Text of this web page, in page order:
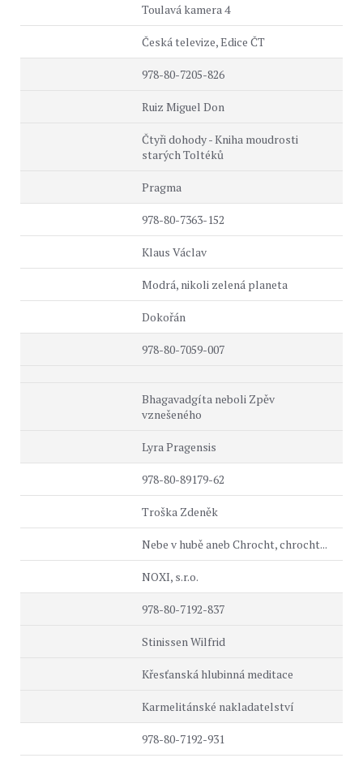
Toulavá kamera 4
Česká televize, Edice ČT
978-80-7205-826
Ruiz Miguel Don
Čtyři dohody - Kniha moudrosti
starých Toltéků
Pragma
978-80-7363-152
Klaus Václav
Modrá, nikoli zelená planeta
Dokořán
978-80-7059-007
Bhagavadgíta neboli Zpěv
vznešeného
Lyra Pragensis
978-80-89179-62
Troška Zdeněk
Nebe v hubě aneb Chrocht, chrocht...
NOXI, s.r.o.
978-80-7192-837
Stinissen Wilfrid
Křesťanská hlubinná meditace
Karmelitánské nakladatelství
978-80-7192-931